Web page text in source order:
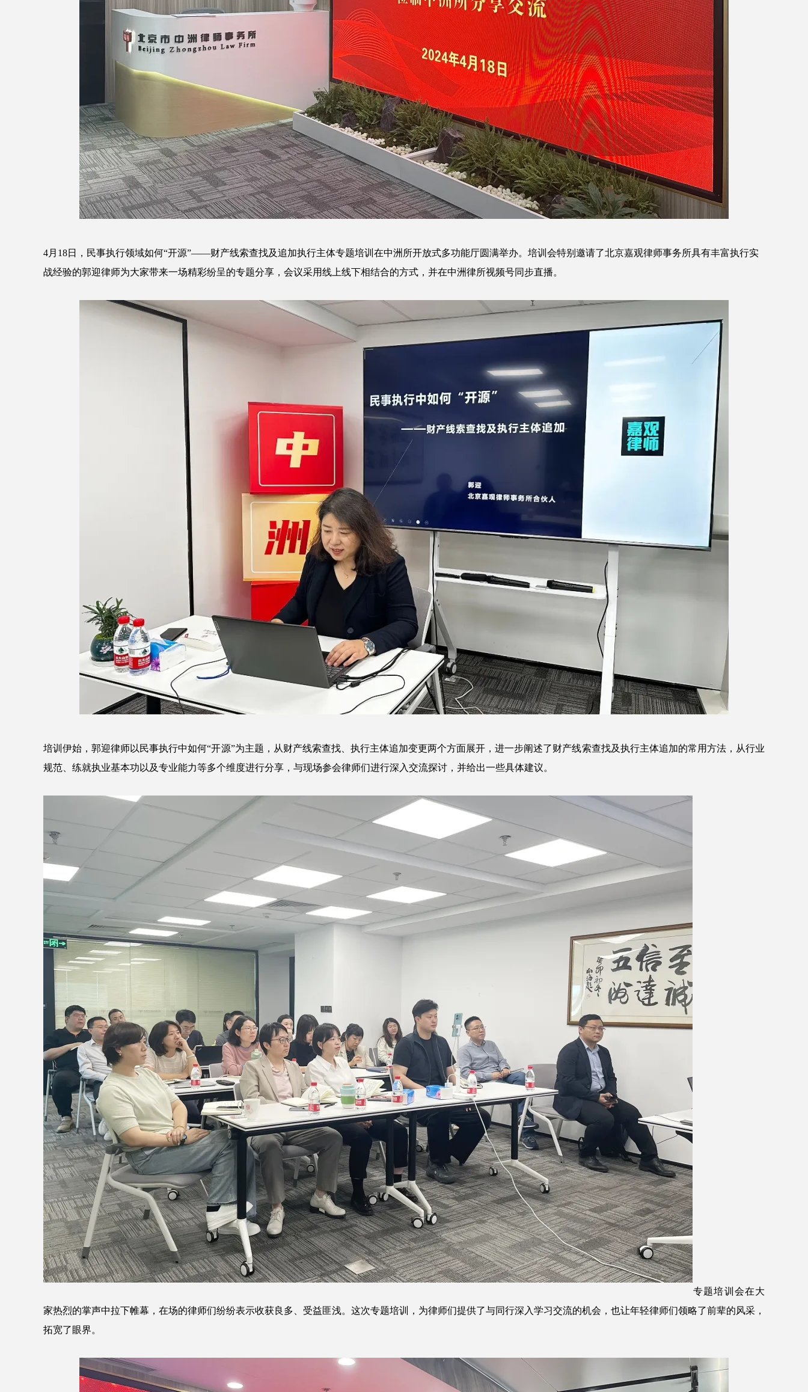
4月18日，民事执行领域如何“开源”——财产线索查找及追加执行主体专题培训在中洲所开放式多功能厅圆满举办。培训会特别邀请了北京嘉观律师事务所具有丰富执行实
战经验的郭迎律师为大家带来一场精彩纷呈的专题分享，会议采用线上线下相结合的方式，并在中洲律所视频号同步直播。
培训伊始，郭迎律师以民事执行中如何“开源”为主题，从财产线索查找、执行主体追加变更两个方面展开，进一步阐述了财产线索查找及执行主体追加的常用方法，从行业
规范、练就执业基本功以及专业能力等多个维度进行分享，与现场参会律师们进行深入交流探讨，并给出一些具体建议。
专题培训会在大
家热烈的掌声中拉下帷幕，在场的律师们纷纷表示收获良多、受益匪浅。这次专题培训，为律师们提供了与同行深入学习交流的机会，也让年轻律师们领略了前辈的风采，
拓宽了眼界。